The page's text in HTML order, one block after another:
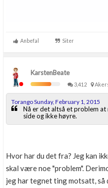
Anbefal Siter
KarstenBeate
3,412
Torango Sunday, February 1, 2015
Nå er det altså et problem at
side og ikke høyre.
Hvor har du det fra? Jeg kan
skal være noe "problem".
jeg har tegnet ting motsatt,